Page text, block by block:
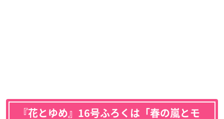
『花とゆめ』16号ふろくは「春の嵐とモ